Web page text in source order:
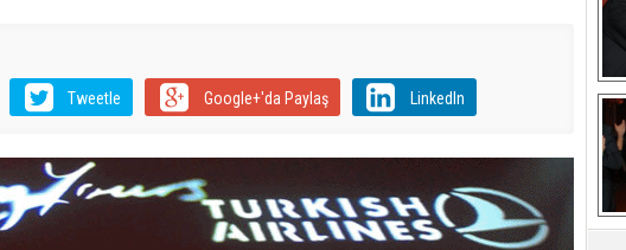
Tweetle Google+'da Paylaş LinkedIn